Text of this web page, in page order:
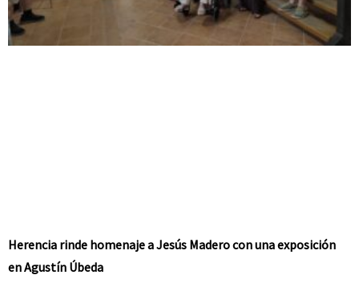
Herencia rinde homenaje a Jesús Madero con una exposición
en Agustín Úbeda